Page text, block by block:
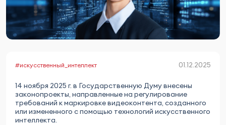
#искусственный_интеллект 01.12.2025
14 ноября 2025 г. в Государственную Думу внесены
законопроекты, направленные на регулирование
требований к маркировке видеоконтента, созданного
или измененного с помощью технологий искусственного
интеллекта.